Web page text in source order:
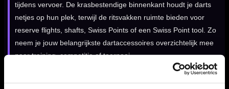
tijdens vervoer. De krasbestendige binnenkant houdt je darts
netjes op hun plek, terwijl de ritsvakken ruimte bieden voor
reserve flights, shafts, Swiss Points of een Swiss Point tool. Zo
neem je jouw belangrijkste dartaccessoires overzichtelijk mee
naar training, competitie of toernooi.